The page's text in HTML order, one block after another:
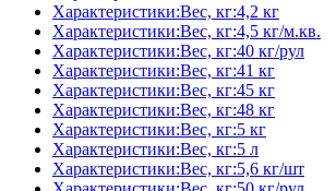
Характеристики:Вес, кг:4,2 кг
Характеристики:Вес, кг:4,5 кг/м.кв.
Характеристики:Вес, кг:40 кг/рул
Характеристики:Вес, кг:41 кг
Характеристики:Вес, кг:45 кг
Характеристики:Вес, кг:48 кг
Характеристики:Вес, кг:5 кг
Характеристики:Вес, кг:5 л
Характеристики:Вес, кг:5,6 кг/шт